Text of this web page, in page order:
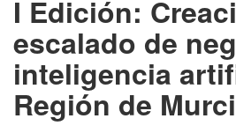
I Edición:
escalado de
inteligencia
Región de